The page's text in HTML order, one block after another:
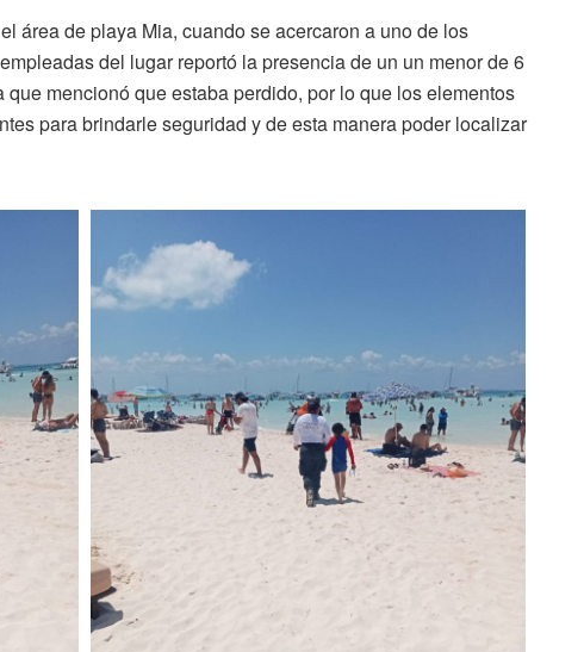
área de playa Mia, cuando se acercaron a uno de los
del lugar reportó la presencia de un un menor de 6
mencionó que estaba perdido, por lo que los elementos
para brindarle seguridad y de esta manera poder localizar